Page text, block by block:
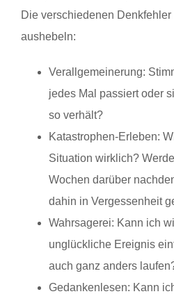
Die verschiedenen
aushebeln:
Verallgemeinerung:
jedes Mal passiert oder
so verhält?
Katastrophen-Erleben:
Situation wirklich?
Wochen darüber
dahin in Vergessenheit
Wahrsagerei: Kann ich
unglückliche Ereignis
auch ganz anders
Gedankenlesen: Kann